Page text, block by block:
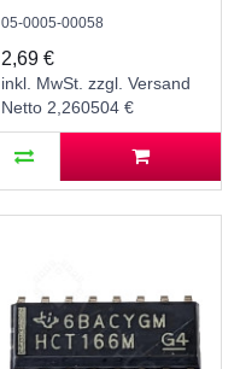
°C
05-0005-00058
2,69 €
inkl. MwSt. zzgl. Versand
Netto 2,260504 €